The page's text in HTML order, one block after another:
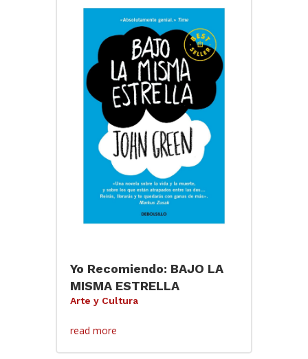
Yo Recomiendo: BAJO LA
MISMA ESTRELLA
Arte y Cultura
read more